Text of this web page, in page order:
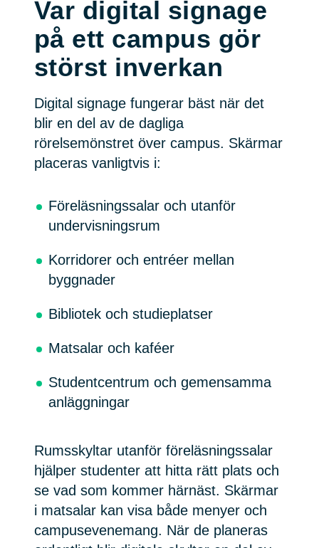
Var digital signage
på ett campus gör
störst inverkan
Digital signage fungerar bäst när det
blir en del av de dagliga
rörelsemönstret över campus. Skärmar
placeras vanligtvis i:
Föreläsningssalar och utanför
undervisningsrum
Korridorer och entréer mellan
byggnader
Bibliotek och studieplatser
Matsalar och kaféer
Studentcentrum och gemensamma
anläggningar
Rumsskyltar utanför föreläsningssalar
hjälper studenter att hitta rätt plats och
se vad som kommer härnäst. Skärmar
i matsalar kan visa både menyer och
campusevenemang. När de planeras